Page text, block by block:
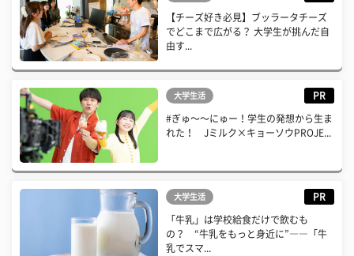
【チーズ好き必見】ブッラータチーズ
でどこまで広がる？ 大学生が挑んだ自
由す...
大学生活 PR
#ぎゅ〜〜にゅー！学生の発想から生ま
れた！ Jミルク×キョーソウPROJE...
大学生活 PR
「牛乳」は学校給食だけで飲むも
の？ “牛乳をもっと身近に”――「牛
乳でスマ...